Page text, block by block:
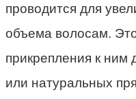
проводится для
объема волосам.
прикрепления к ним
или натуральных